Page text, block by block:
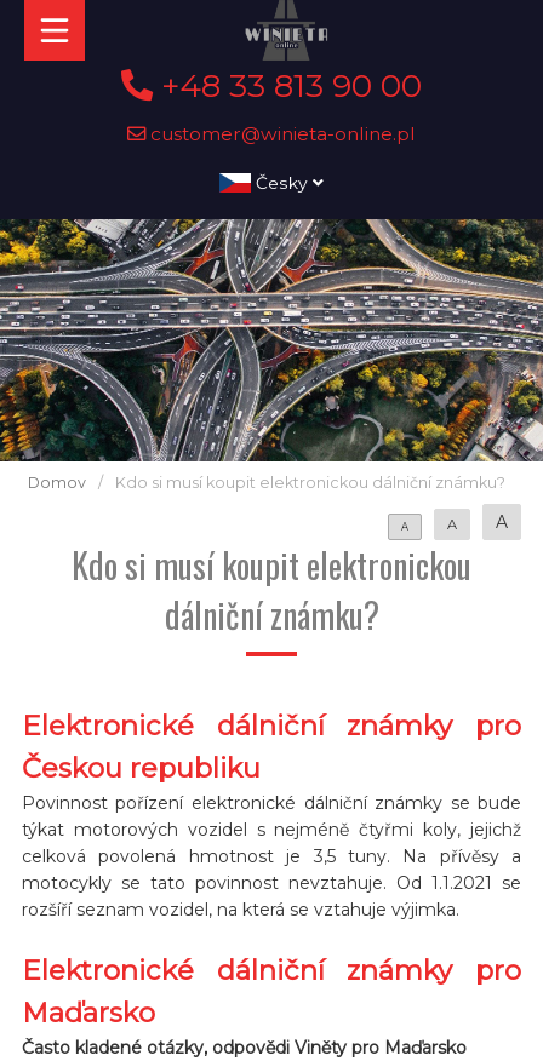
+48 33 813 90 00
customer@winieta-online.pl
Česky
Domov / Kdo si musí koupit elektronickou dálniční známku?
A A A
Kdo si musí koupit elektronickou
dálniční známku?
Elektronické dálniční známky pro
Českou republiku
Povinnost pořízení elektronické dálniční známky se bude
týkat motorových vozidel s nejméně čtyřmi koly, jejichž
celková povolená hmotnost je 3,5 tuny. Na přívěsy a
motocykly se tato povinnost nevztahuje. Od 1.1.2021 se
rozšíří seznam vozidel, na která se vztahuje výjimka.
Elektronické dálniční známky pro
Maďarsko
Často kladené otázky, odpovědi Viněty pro Maďarsko